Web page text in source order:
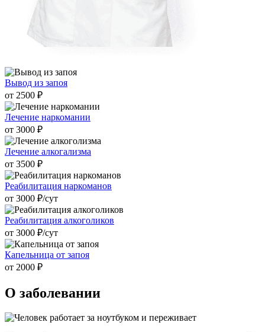
Вывод из запоя
от 2500 ₽
Лечение наркомании
от 3000 ₽
Лечение алкогализма
от 3500 ₽
Реабилитация наркоманов
от 3000 ₽/cут
Реабилитация алкоголиков
от 3000 ₽/cут
Капельница от запоя
от 2000 ₽
О заболевании